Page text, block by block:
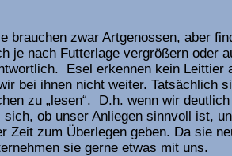
brauchen zwar Artgenossen, aber
je nach Futterlage vergrößern oder
Esel erkennen kein Leittier
bei ihnen nicht weiter. Tatsächlich
zu „lesen“. D.h. wenn wir
ob unser Anliegen sinnvoll ist,
Zeit zum Überlegen geben. Da sie
sie gerne etwas mit uns.